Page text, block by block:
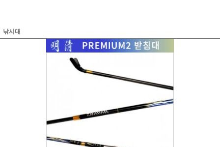
낚시대